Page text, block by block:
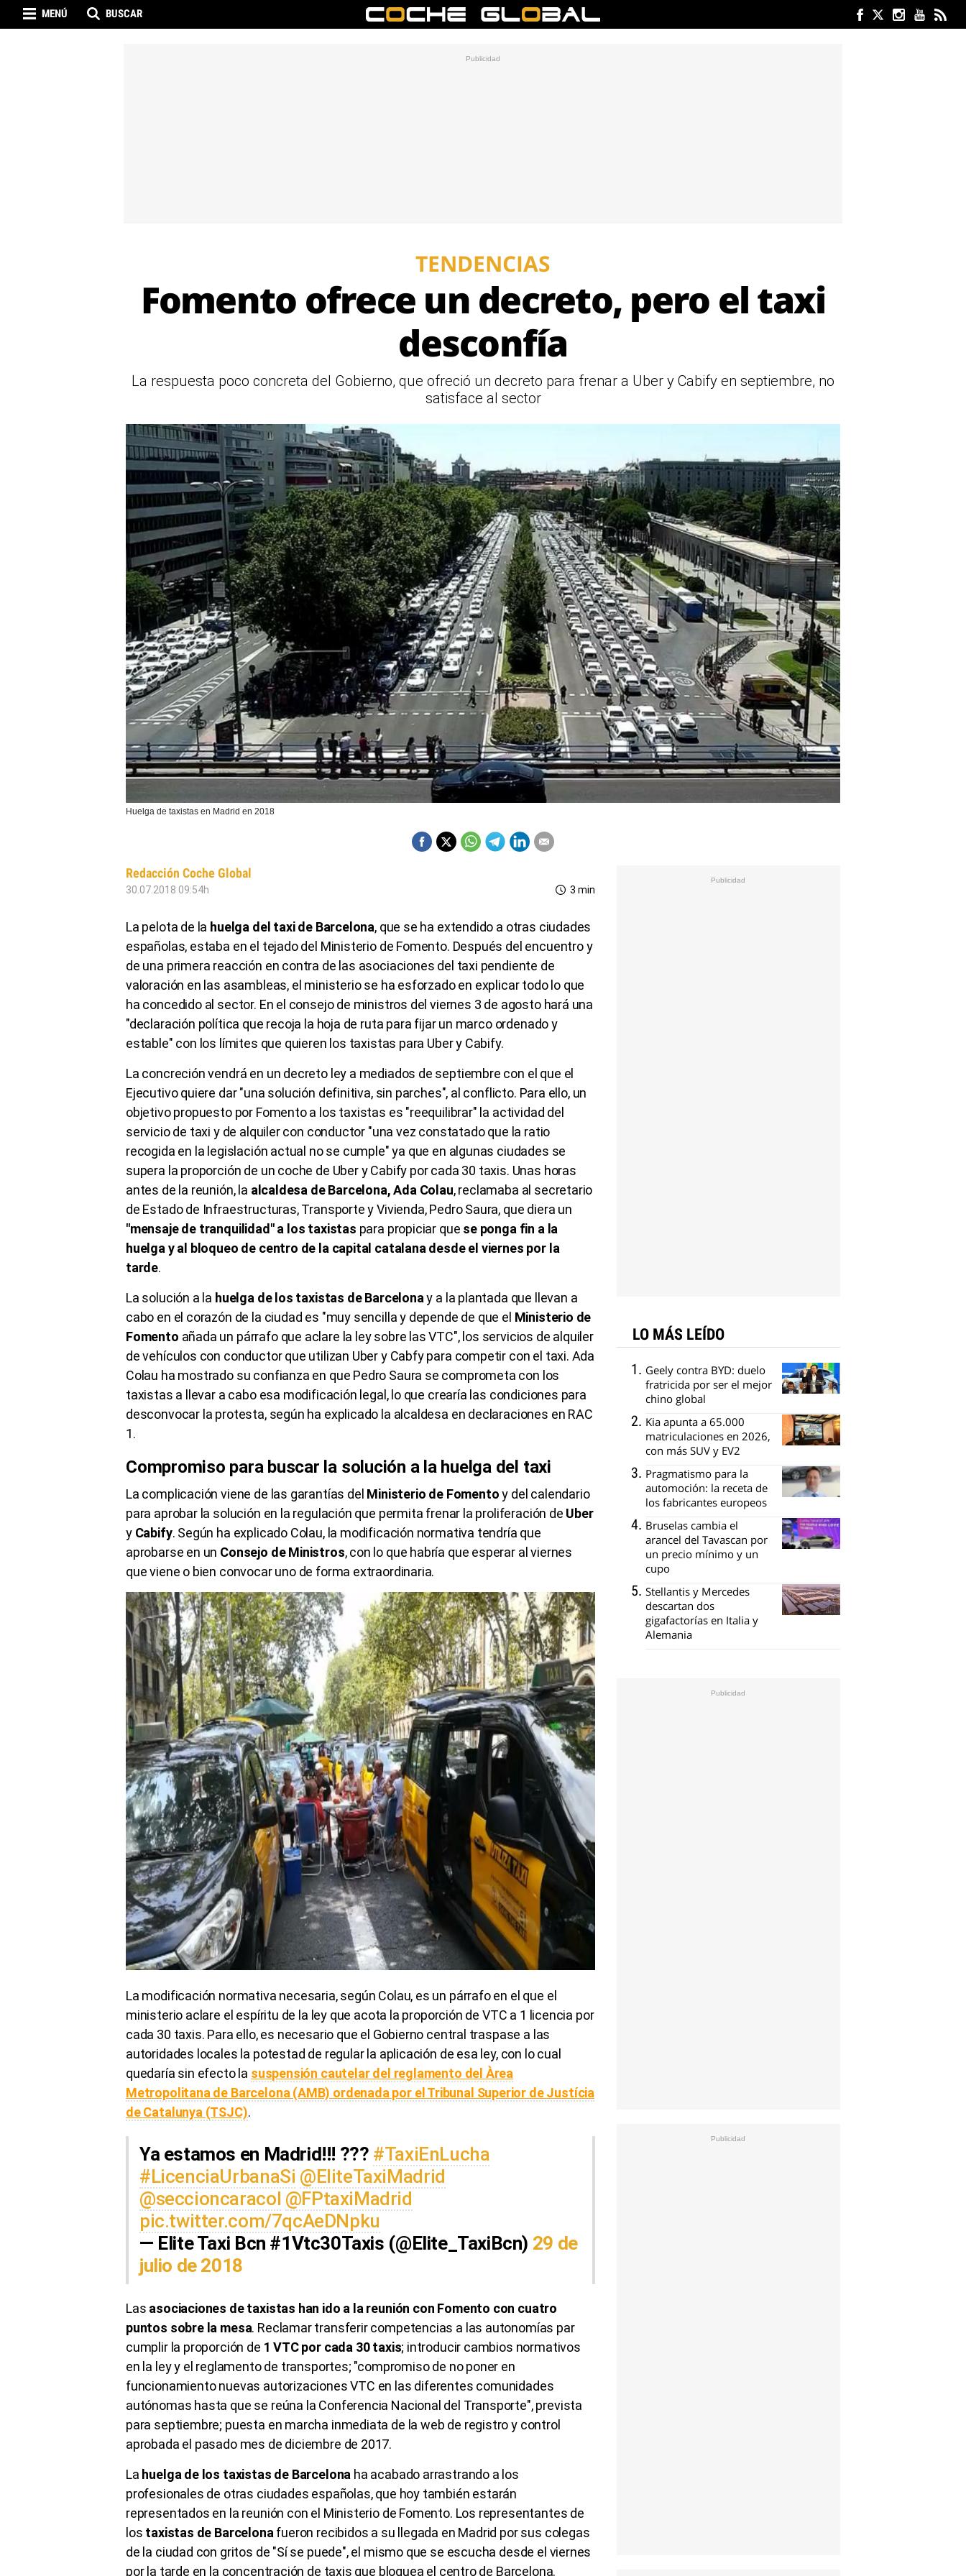
MENÚ BUSCAR
TENDENCIAS
Fomento ofrece un decreto, pero el taxi
desconfía
La respuesta poco concreta del Gobierno, que ofreció un decreto para frenar a Uber y Cabify en septiembre, no
satisface al sector
Huelga de taxistas en Madrid en 2018
Redacción Coche Global
30.07.2018 09:54h 3 min
La pelota de la huelga del taxi de Barcelona, que se ha extendido a otras ciudades
españolas, estaba en el tejado del Ministerio de Fomento. Después del encuentro y
de una primera reacción en contra de las asociaciones del taxi pendiente de
valoración en las asambleas, el ministerio se ha esforzado en explicar todo lo que
ha concedido al sector. En el consejo de ministros del viernes 3 de agosto hará una
"declaración política que recoja la hoja de ruta para fijar un marco ordenado y
estable" con los límites que quieren los taxistas para Uber y Cabify.
La concreción vendrá en un decreto ley a mediados de septiembre con el que el
Ejecutivo quiere dar "una solución definitiva, sin parches", al conflicto. Para ello, un
objetivo propuesto por Fomento a los taxistas es "reequilibrar" la actividad del
servicio de taxi y de alquiler con conductor "una vez constatado que la ratio
recogida en la legislación actual no se cumple" ya que en algunas ciudades se
supera la proporción de un coche de Uber y Cabify por cada 30 taxis. Unas horas
antes de la reunión, la alcaldesa de Barcelona, Ada Colau, reclamaba al secretario
de Estado de Infraestructuras, Transporte y Vivienda, Pedro Saura, que diera un
"mensaje de tranquilidad" a los taxistas para propiciar que se ponga fin a la
huelga y al bloqueo de centro de la capital catalana desde el viernes por la
tarde.
La solución a la huelga de los taxistas de Barcelonay a la plantada que llevan a
cabo en el corazón de la ciudad es "muy sencilla y depende de que el Ministerio de
Fomento añada un párrafo que aclare la ley sobre las VTC", los servicios de alquiler
de vehículos con conductor que utilizan Uber y Cabfy para competir con el taxi. Ada
Colau ha mostrado su confianza en que Pedro Saura se comprometa con los
taxistas a llevar a cabo esa modificación legal, lo que crearía las condiciones para
desconvocar la protesta, según ha explicado la alcaldesa en declaraciones en RAC
1.
Compromiso para buscar la solución a la huelga del taxi
La complicación viene de las garantías del Ministerio de Fomentoy del calendario
para aprobar la solución en la regulación que permita frenar la proliferación de Uber
y Cabify. Según ha explicado Colau, la modificación normativa tendría que
aprobarse en un Consejo de Ministros, con lo que habría que esperar al viernes
que viene o bien convocar uno de forma extraordinaria.
La modificación normativa necesaria, según Colau, es un párrafo en el que el
ministerio aclare el espíritu de la ley que acota la proporción de VTC a 1 licencia por
cada 30 taxis. Para ello, es necesario que el Gobierno central traspase a las
autoridades locales la potestad de regular la aplicación de esa ley, con lo cual
quedaría sin efecto la suspensión cautelar del reglamento del Àrea
Metropolitana de Barcelona (AMB) ordenada por el Tribunal Superior de Justícia
de Catalunya (TSJC).
Ya estamos en Madrid!!! ??? #TaxiEnLucha
#LicenciaUrbanaSi @EliteTaxiMadrid
@seccioncaracol @FPtaxiMadrid
pic.twitter.com/7qcAeDNpku
— Elite Taxi Bcn #1Vtc30Taxis (@Elite_TaxiBcn) 29 de
julio de 2018
Las asociaciones de taxistas han ido a la reunión con Fomento con cuatro
puntos sobre la mesa. Reclamar transferir competencias a las autonomías par
cumplir la proporción de 1 VTC por cada 30 taxis; introducir cambios normativos
en la ley y el reglamento de transportes; "compromiso de no poner en
funcionamiento nuevas autorizaciones VTC en las diferentes comunidades
autónomas hasta que se reúna la Conferencia Nacional del Transporte", prevista
para septiembre; puesta en marcha inmediata de la web de registro y control
aprobada el pasado mes de diciembre de 2017.
La huelga de los taxistas de Barcelona ha acabado arrastrando a los
profesionales de otras ciudades españolas, que hoy también estarán
representados en la reunión con el Ministerio de Fomento. Los representantes de
los taxistas de Barcelona fueron recibidos a su llegada en Madrid por sus colegas
de la ciudad con gritos de "Sí se puede", el mismo que se escucha desde el viernes
por la tarde en la concentración de taxis que bloquea el centro de Barcelona.
LO MÁS LEÍDO
Geely contra BYD: duelo
fratricida por ser el mejor
chino global
Kia apunta a 65.000
matriculaciones en 2026,
con más SUV y EV2
Pragmatismo para la
automoción: la receta de
los fabricantes europeos
Bruselas cambia el
arancel del Tavascan por
un precio mínimo y un
cupo
Stellantis y Mercedes
descartan dos
gigafactorías en Italia y
Alemania